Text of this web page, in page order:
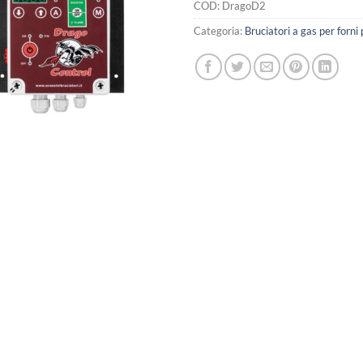
COD: DragoD2
Categoria: Bruciatori a gas per forni